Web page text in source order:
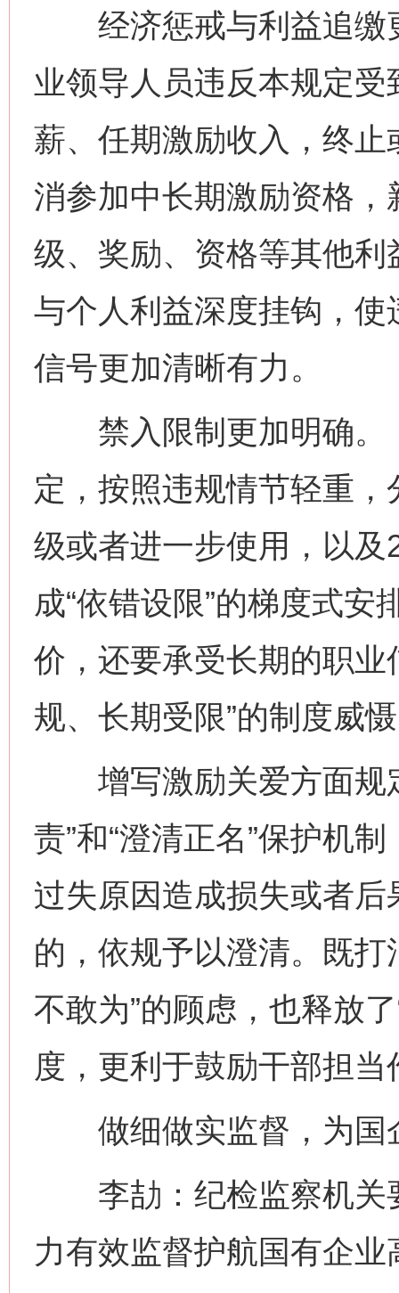
经济惩戒与利益追缴
业领导人员违反本规定
薪、任期激励收入，终
消参加中长期激励资格
级、奖励、资格等其他
与个人利益深度挂钩，
信号更加清晰有力。
禁入限制更加明确。
定，按照违规情节轻重
级或者进一步使用，以
成“依错设限”的梯度式
价，还要承受长期的职业
规、长期受限”的制度威
增写激励关爱方面规
责”和“澄清正名”保护机
过失原因造成损失或者
的，依规予以澄清。既
不敢为”的顾虑，也释放
度，更利于鼓励干部担当
做细做实监督，为国
李劼：纪检监察机关
力有效监督护航国有企业